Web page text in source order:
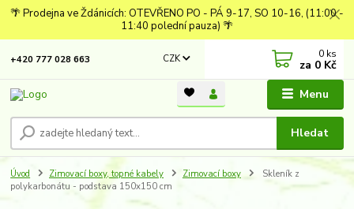
🌴 Prodejna ve Ždánicích: OTEVŘENO PO - PÁ 9-17, SO 10-16, (11:00 -
11:40 polední pauza) 🌴
Menu
CZK
Hledat
+420 777 028 663 0 ks
za 0 Kč
Úvod Zimovací boxy, topné kabely Zimovací boxy
Skleník z
polykarbonátu - podstava 150x150 cm